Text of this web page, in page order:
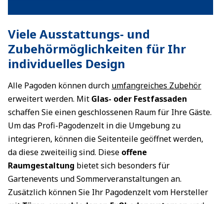
Viele Ausstattungs- und
Zubehörmöglichkeiten für Ihr
individuelles Design
Alle Pagoden können durch umfangreiches Zubehör
erweitert werden. Mit Glas- oder Festfassaden
schaffen Sie einen geschlossenen Raum für Ihre Gäste.
Um das Profi-Pagodenzelt in die Umgebung zu
integrieren, können die Seitenteile geöffnet werden,
da diese zweiteilig sind. Diese offene
Raumgestaltung bietet sich besonders für
Gartenevents und Sommerveranstaltungen an.
Zusätzlich können Sie Ihr Pagodenzelt vom Hersteller